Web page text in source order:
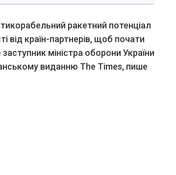
ракетний потенціал
від країн-партнерів, щоб почати
міністра оборони України
виданню The Times, пише